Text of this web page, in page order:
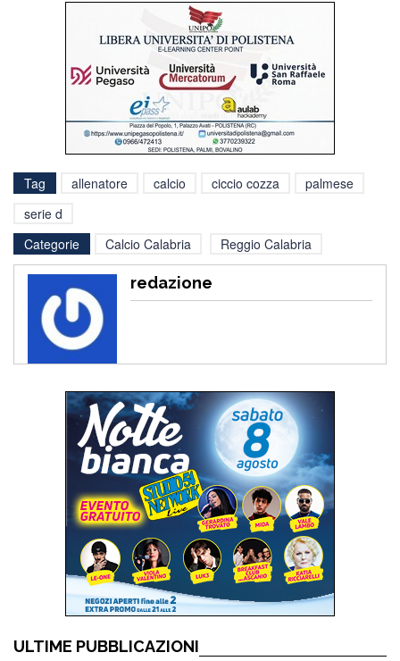
Tag allenatore calcio ciccio cozza
palmese
serie d
Categorie
Calcio Calabria Reggio Calabria
redazione
ULTIME PUBBLICAZIONI